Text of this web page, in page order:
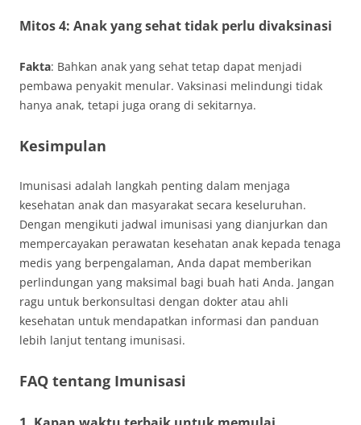
Mitos 4: Anak yang sehat tidak perlu divaksinasi
Fakta: Bahkan anak yang sehat tetap dapat menjadi
pembawa penyakit menular. Vaksinasi melindungi tidak
hanya anak, tetapi juga orang di sekitarnya.
Kesimpulan
Imunisasi adalah langkah penting dalam menjaga
kesehatan anak dan masyarakat secara keseluruhan.
Dengan mengikuti jadwal imunisasi yang dianjurkan dan
mempercayakan perawatan kesehatan anak kepada tenaga
medis yang berpengalaman, Anda dapat memberikan
perlindungan yang maksimal bagi buah hati Anda. Jangan
ragu untuk berkonsultasi dengan dokter atau ahli
kesehatan untuk mendapatkan informasi dan panduan
lebih lanjut tentang imunisasi.
FAQ tentang Imunisasi